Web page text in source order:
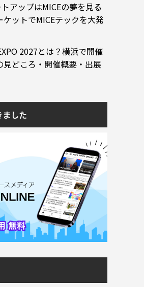
アップはMICEの夢を見る
ットでMICEテックを大発
2027とは？横浜で開催
どころ・開催概要・出展
した